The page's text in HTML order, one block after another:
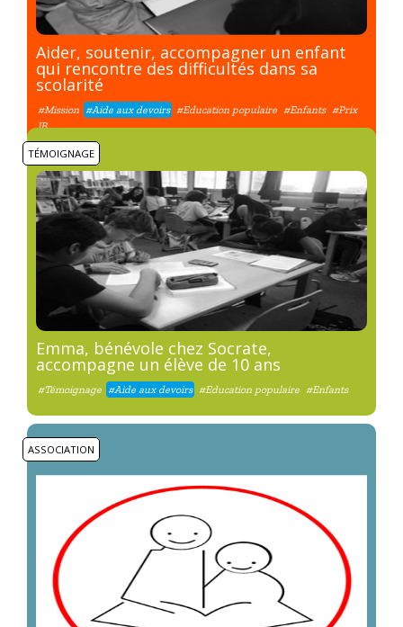
Aider, soutenir, accompagner un enfant
qui rencontre des difficultés dans sa
scolarité
#Mission #Aide aux devoirs #Education populaire #Enfants #Prix
JB
TÉMOIGNAGE
Emma, bénévole chez Socrate,
accompagne un élève de 10 ans
#Témoignage #Aide aux devoirs #Education populaire #Enfants
ASSOCIATION